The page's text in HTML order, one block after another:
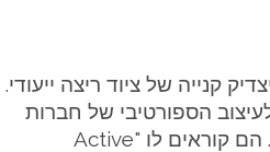
קנייה של ציוד ריצה ייעודי.
הספורטיבי של חברות
משקפי שמש. אז שמחתי לשמוע שרודי פרוג'קט יצאו בעיצוב חדש. הם קוראים לו "Active